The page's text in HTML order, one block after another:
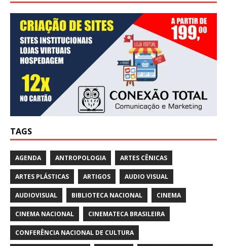
TAGS
AGENDA ANTROPOLOGIA ARTES CÊNICAS
ARTES PLÁSTICAS ARTIGOS AUDIO VISUAL
AUDIOVISUAL BIBLIOTECA NACIONAL CINEMA
CINEMA NACIONAL CINEMATECA BRASILEIRA
CONFERÊNCIA NACIONAL DE CULTURA